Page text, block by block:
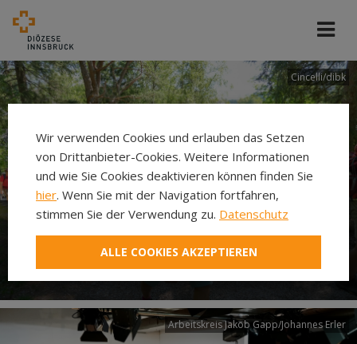
Cincelli/dibk
Neuer Pilgerweg Via
Laudato si’
Arbeitskreis Jakob Gapp/Johannes Erler
Wir verwenden Cookies und erlauben das Setzen
von Drittanbieter-Cookies. Weitere Informationen
und wie Sie Cookies deaktivieren können finden Sie
hier. Wenn Sie mit der Navigation fortfahren,
stimmen Sie der Verwendung zu. Datenschutz
ALLE COOKIES AKZEPTIEREN